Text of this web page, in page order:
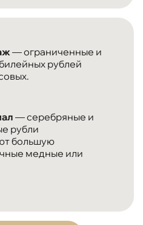
— ограниченные и
рублей
— серебряные и
рубли
большую
медные или